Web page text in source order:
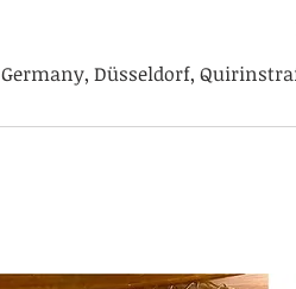
Germany, Düsseldorf,